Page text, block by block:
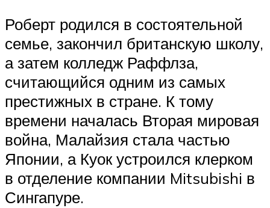
Роберт родился в состоятельной
семье, закончил британскую школу,
а затем колледж Раффлза,
считающийся одним из самых
престижных в стране. К тому
времени началась Вторая мировая
война, Малайзия стала частью
Японии, а Куок устроился клерком
в отделение компании Mitsubishi в
Сингапуре.